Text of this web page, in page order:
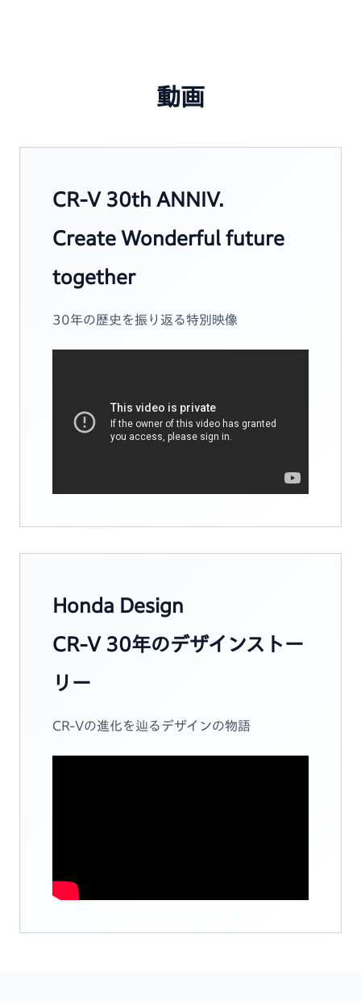
動画
CR-V 30th ANNIV.
Create Wonderful future
together
30年の歴史を振り返る特別映像
Honda Design
CR-V 30年のデザインストー
リー
CR-Vの進化を辿るデザインの物語